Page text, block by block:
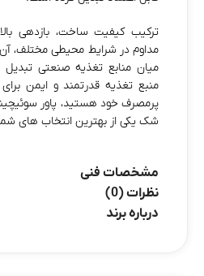
مداوم در شرایط محیطی مختلف، آن
میان منابع تغذیه صنعتی
منبع تغذیه قدرتمند و ایمن
شک یکی از بهترین انتخاب‌ های
مشخصات فنی
نظرات (0)
درباره برند